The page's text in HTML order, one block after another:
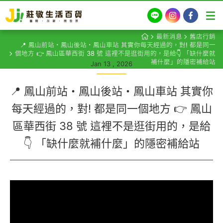
LINE InstagramFacebook
最新消息
舊店行銷
📍 鳳山前站・鳳山後站・鳳山車站 其實你每天經過的，對! 都是同一
個地方 👉 鳳山區華西街 38 號 這裡不是逛街用的，是給👇 「缺什麼就
補什麼」的隱密補給站
Jan 13 , 2026
📍 鳳山前站・鳳山後站・鳳山車站 其實你
每天經過的，對! 都是同一個地方 👉 鳳山
區華西街 38 號 這裡不是逛街用的，是給
👇 「缺什麼就補什麼」的隱密補給站